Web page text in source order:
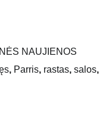
NAUJIENOS
, Parris, rastas, salos,